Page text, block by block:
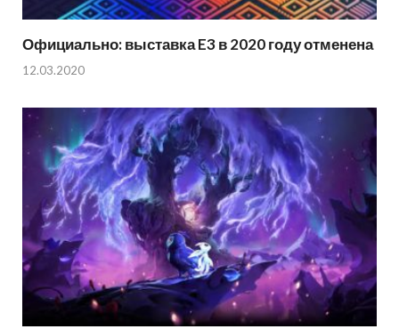
Официально: выставка E3 в 2020 году отменена
12.03.2020